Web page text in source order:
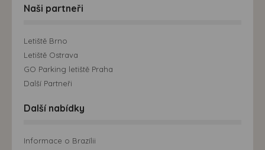
Naši partneři
Letiště Brno
Letiště Ostrava
GO Parking letiště Praha
Další Partneři
Další nabídky
Informace o Brazílii